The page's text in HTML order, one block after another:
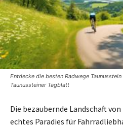
Entdecke die besten Radwege
Taunussteiner Tagblatt
Die bezaubernde Landschaft
echtes Paradies für